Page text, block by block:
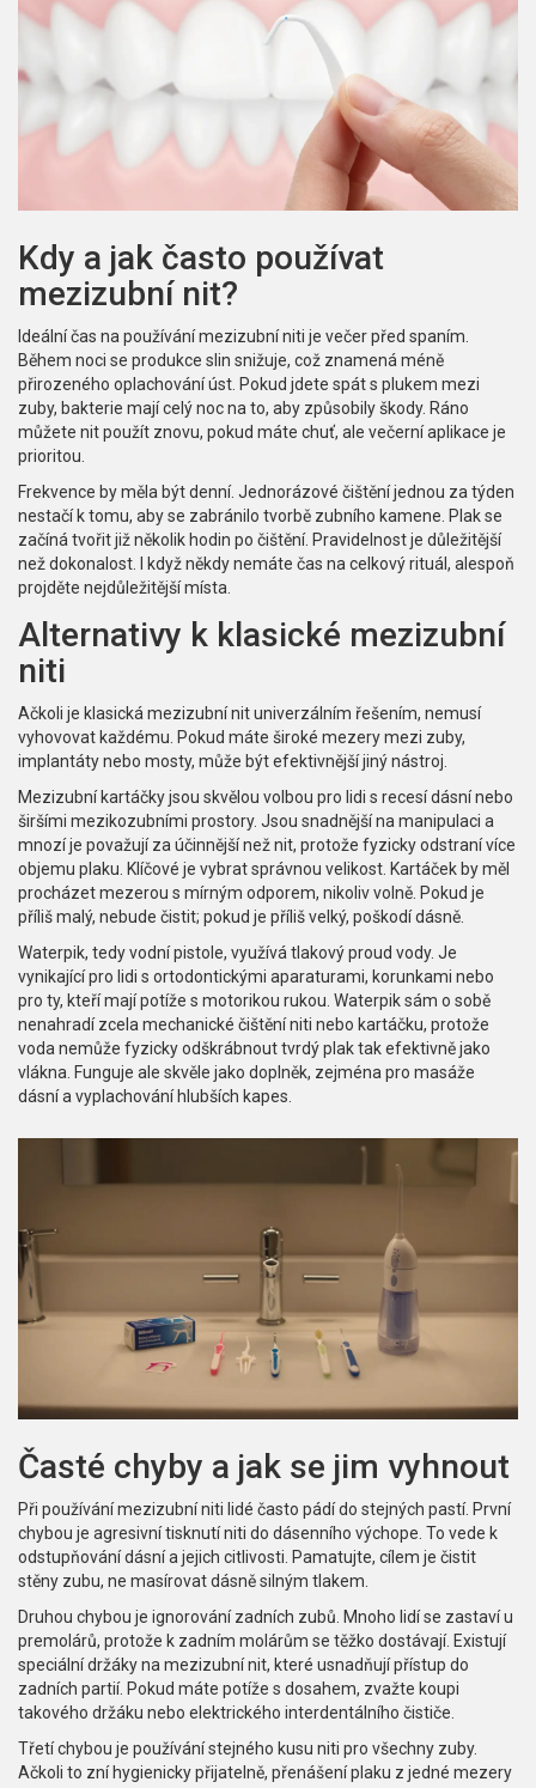
Kdy a jak často používat
mezizubní nit?
Ideální čas na používání mezizubní niti je večer před spaním.
Během noci se produkce slin snižuje, což znamená méně
přirozeného oplachování úst. Pokud jdete spát s plukem mezi
zuby, bakterie mají celý noc na to, aby způsobily škody. Ráno
můžete nit použít znovu, pokud máte chuť, ale večerní aplikace je
prioritou.
Frekvence by měla být denní. Jednorázové čištění jednou za týden
nestačí k tomu, aby se zabránilo tvorbě zubního kamene. Plak se
začíná tvořit již několik hodin po čištění. Pravidelnost je důležitější
než dokonalost. I když někdy nemáte čas na celkový rituál, alespoň
projděte nejdůležitější místa.
Alternativy k klasické mezizubní
niti
Ačkoli je klasická mezizubní nit univerzálním řešením, nemusí
vyhovovat každému. Pokud máte široké mezery mezi zuby,
implantáty nebo mosty, může být efektivnější jiný nástroj.
Mezizubní kartáčkyjsou skvělou volbou pro lidi s recesí dásní nebo
širšími mezikozubními prostory. Jsou snadnější na manipulaci a
mnozí je považují za účinnější než nit, protože fyzicky odstraní více
objemu plaku. Klíčové je vybrat správnou velikost. Kartáček by měl
procházet mezerou s mírným odporem, nikoliv volně. Pokud je
příliš malý, nebude čistit; pokud je příliš velký, poškodí dásně.
Waterpik, tedy vodní pistole, využívá tlakový proud vody. Je
vynikající pro lidi s ortodontickými aparaturami, korunkami nebo
pro ty, kteří mají potíže s motorikou rukou. Waterpik sám o sobě
nenahradí zcela mechanické čištění niti nebo kartáčku, protože
voda nemůže fyzicky odškrábnout tvrdý plak tak efektivně jako
vlákna. Funguje ale skvěle jako doplněk, zejména pro masáže
dásní a vyplachování hlubších kapes.
Časté chyby a jak se jim vyhnout
Při používání mezizubní niti lidé často pádí do stejných pastí. První
chybou je agresivní tisknutí niti do dásenního výchope. To vede k
odstupňování dásní a jejich citlivosti. Pamatujte, cílem je čistit
stěny zubu, ne masírovat dásně silným tlakem.
Druhou chybou je ignorování zadních zubů. Mnoho lidí se zastaví u
premolárů, protože k zadním molárům se těžko dostávají. Existují
speciální držáky na mezizubní nit, které usnadňují přístup do
zadních partií. Pokud máte potíže s dosahem, zvažte koupi
takového držáku nebo elektrického interdentálního čističe.
Třetí chybou je používání stejného kusu niti pro všechny zuby.
Ačkoli to zní hygienicky přijatelně, přenášení plaku z jedné mezery